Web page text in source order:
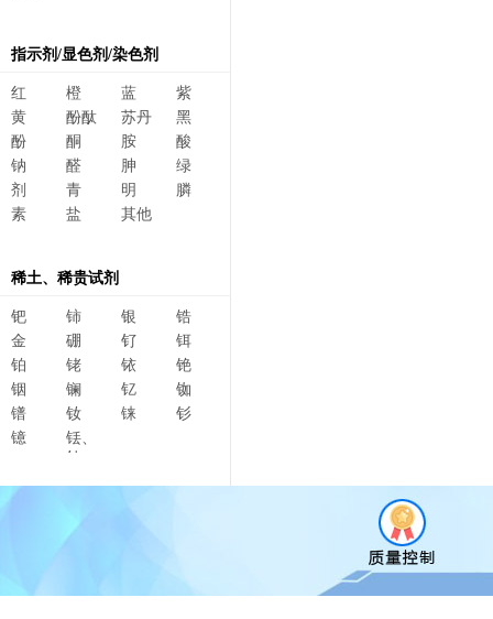
指示剂/显色剂/染色剂
红 橙 蓝
紫
黄
酚酞 苏丹
黑
酚
酮 胺
酸
钠
醛 胂
绿
剂
青 明
膦
素
盐 其他
稀土、稀贵试剂
钯 铈 银
锆
金
硼 钌
铒
铂
铑 铱
铯
铟
镧 钇
铷
镨
钕 铼
钐
镱
铥、
钆、